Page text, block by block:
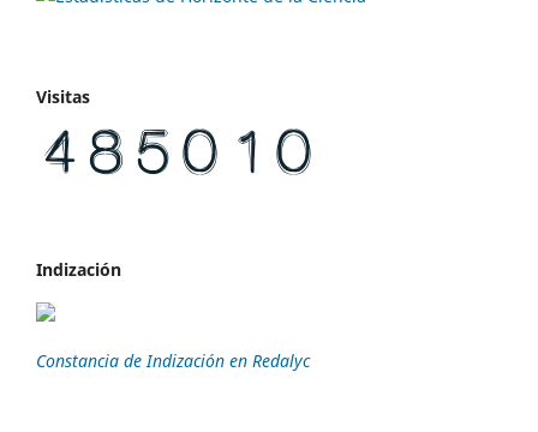
Visitas
Indización
Constancia de Indización en Redalyc